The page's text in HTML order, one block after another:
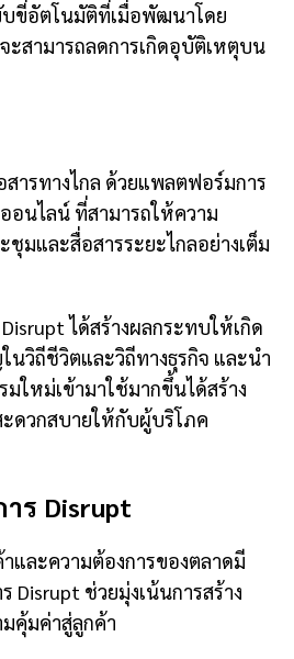
ขี่อัตโนมัติที่เมื่อพัฒนาโดย
ะสามารถลดการเกิดอุบัติเหตุบน
สารทางไกล ด้วยแพลตฟอร์มการ
นไลน์ ที่สามารถให้ความ
ชุมและสื่อสารระยะไกลอย่างเต็ม
ได้สร้างผลกระทบให้เกิด
นวิถีชีวิตและวิถีทางธุรกิจ และนำ
มใหม่เข้ามาใช้มากขึ้นได้สร้าง
ดวกสบายให้กับผู้บริโภค
ร Disrupt
และความต้องการของตลาดมี
Disrupt ช่วยมุ่งเน้นการสร้าง
คุ้มค่าสู่ลูกค้า